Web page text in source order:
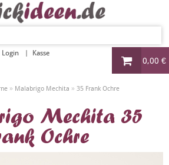
0,00 €
Login Kasse
» Malabrigo Mechita » 35 Frank Ochre
Mechita 35
Ochre